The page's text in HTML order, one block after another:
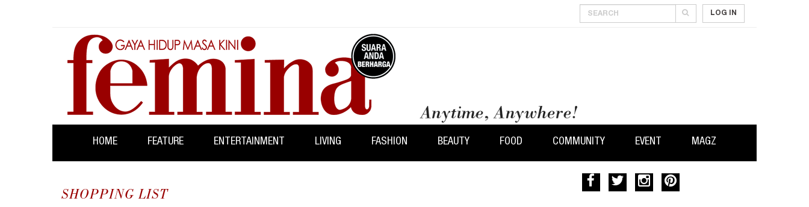
LOG IN
HOME FEATURE ENTERTAINMENT LIVING FASHION BEAUTY FOOD COMMUNITY EVENT MAGZ
SHOPPING LIST